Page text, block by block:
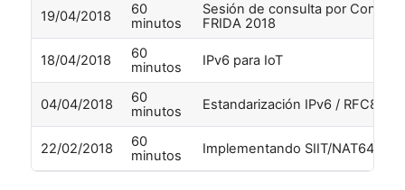
19/04/2018
60
minutos
Sesión de consulta por
FRIDA 2018
18/04/2018
60
minutos
IPv6 para IoT
04/04/2018
60
minutos
Estandarización IPv6 / RFC8200
22/02/2018
60
minutos
Implementando SIIT/NAT64